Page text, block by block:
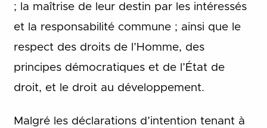
; la maîtrise de leur destin par les intéressés
et la responsabilité commune ; ainsi que le
respect des droits de l’Homme, des
principes démocratiques et de l’État de
droit, et le droit au développement.
Malgré les déclarations d’intention tenant à